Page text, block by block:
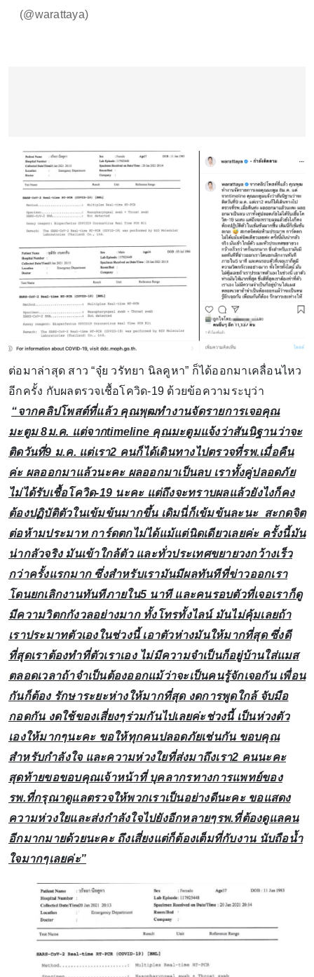
(@warattaya)
ต่อมาล่าสุด สาว “จุ๋ย วรัทยา นิลคูหา” ก็ได้ออกมาเคลื่อนไหว
อีกครั้ง กับผลตรวจเชื้อโควิด-19 ด้วยข้อความระบุว่า
“จากคลิปโพสต์ที่แล้ว คุณพุฒทำงานจัดรายการเจอคุณ
มะตูม 8ม.ค. แต่จากtimeline คุณมะตูมแจ้งว่าสันนิฐานว่าจะ
ติดวันที่9 ม.ค. แต่เรา2 คนก็ได้เดินทางไปตรวจที่รพ.เมื่อคืน
ค่ะ ผลออกมาแล้วนะคะ ผลออกมาเป็นลบ เราทั้งคู่ปลอดภัย
ไม่ได้รับเชื้อโควิด-19 นะคะ แต่ถึงจะทราบผลแล้วยังไงก็คง
ต้องปฏิบัติตัวในเข้มข้นมากขึ้น เดิมนี่ก็เข้มข้นละนะ สะกดจิต
ต่อห้ามประมาท การ์ดตกไม่ได้แม้แต่นิดเดียวเลยค่ะ ครั้งนี้มัน
น่ากลัวจริง มันเข้าใกล้ตัว และทั่วประเทศขยายวงกว้างเร็ว
กว่าครั้งแรกมาก ซึ่งสำหรับเรามันมีผลทันทีที่ข่าวออกเรา
โดนยกเลิกงานทันทีภายใน5 นาที และคนรอบตัวที่เจอเราก็ดู
มีความวิตกกังวลอย่างมาก ทั้งโทรทั้งไลน์ มันไม่คุ้มเลยถ้า
เราประมาทตัวเองในช่วงนี้ เอาตัวห่างมันให้มากที่สุด ซึ่งดี
ที่สุดเราต้องทำที่ตัวเราเอง ไม่มีความจำเป็นก็อยู่บ้านใส่แมส
ตลอดเวลาถ้าจำเป็นต้องออกแม้ว่าจะเป็นคนรู้จักเจอกัน เพื่อน
กันก็ต้อง รักษาระยะห่างให้มากที่สุด งดการพูดใกล้ จับมือ
กอดกัน งดใช้ของเสี่ยงๆร่วมกันไปเลยค่ะช่วงนี้ เป็นห่วงตัว
เองให้มากๆนะคะ ขอให้ทุกคนปลอดภัยเช่นกัน ขอบคุณ
สำหรับกำลังใจ และความห่วงใยที่ส่งมาถึงเรา2 คนนะคะ
สุดท้ายขอขอบคุณเจ้าหน้าที่ บุคลากรทางการแพทย์ของ
รพ.ที่กรุณาดูแลตรวจให้พวกเราเป็นอย่างดีนะคะ ขอแสดง
ความห่วงใยและส่งกำลังใจไปยังอีกหลายๆรพ.ที่ต้องดูแลคน
อีกมากมายด้วยนะคะ ถึงเสี่ยงแต่ก็ต้องเต็มที่กับงาน นับถือน้ำ
ใจมากๆเลยค่ะ”